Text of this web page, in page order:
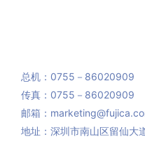
总机：0755－86020909
传真：0755－86020909
邮箱：
地址：深圳市南山区留仙大